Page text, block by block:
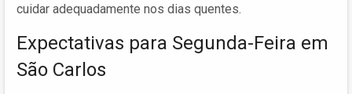
cuidar adequadamente nos dias quentes.
Expectativas para Segunda-Feira em
São Carlos